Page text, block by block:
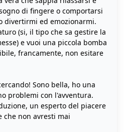
di fingere o comportarsi
divertirmi ed emozionarmi.
(si, il tipo che sa gestire la
e vuoi una piccola bomba
francamente, non esitare
Sono bella, ho una
problemi con l'avventura.
un esperto del piacere
che non avresti mai